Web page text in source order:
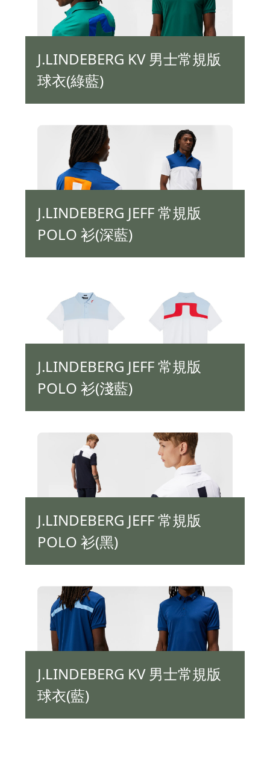
J.LINDEBERG KV 男士常規版
球衣(綠藍)
J.LINDEBERG JEFF 常規版
POLO 衫(深藍)
J.LINDEBERG JEFF 常規版
POLO 衫(淺藍)
J.LINDEBERG JEFF 常規版
POLO 衫(黑)
J.LINDEBERG KV 男士常規版
球衣(藍)